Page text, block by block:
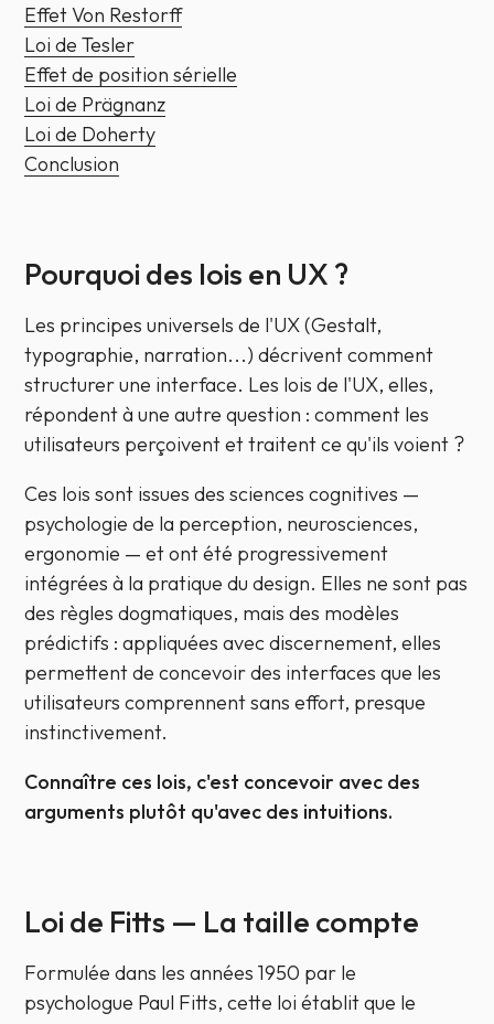
Effet Von Restorff
Loi de Tesler
Effet de position sérielle
Loi de Prägnanz
Loi de Doherty
Conclusion
Pourquoi des lois en UX ?
Les principes universels de l'UX (Gestalt,
typographie, narration...) décrivent comment
structurer une interface. Les lois de l'UX, elles,
répondent à une autre question :comment les
utilisateurs perçoivent et traitentce qu'ils voient ?
Ces lois sont issues des sciences cognitives —
psychologie de la perception, neurosciences,
ergonomie — et ont été progressivement
intégrées à la pratique du design. Elles ne sont pas
des règles dogmatiques, mais des modèles
prédictifs : appliquées avec discernement, elles
permettent de concevoir des interfaces que les
utilisateurs comprennent sans effort, presque
instinctivement.
Connaître ces lois, c'est concevoir avec des
arguments plutôt qu'avec des intuitions.
Loi de Fitts — La taille compte
Formulée dans les années 1950 par le
psychologue Paul Fitts, cette loi établit que le